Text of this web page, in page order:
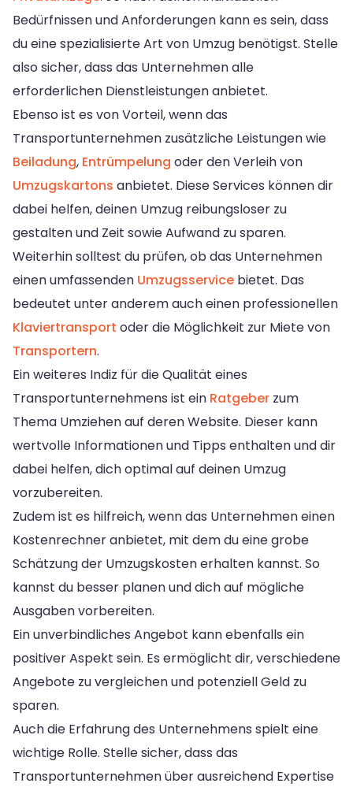
Bedürfnissen und Anforderungen kann es sein, dass
du eine spezialisierte Art von Umzug benötigst. Stelle
also sicher, dass das Unternehmen alle
erforderlichen Dienstleistungen anbietet.
Ebenso ist es von Vorteil, wenn das
Transportunternehmen zusätzliche Leistungen wie
Beiladung, Entrümpelung oder den Verleih von
Umzugskartons anbietet. Diese Services können dir
dabei helfen, deinen Umzug reibungsloser zu
gestalten und Zeit sowie Aufwand zu sparen.
Weiterhin solltest du prüfen, ob das Unternehmen
einen umfassenden Umzugsservice bietet. Das
bedeutet unter anderem auch einen professionellen
Klaviertransport oder die Möglichkeit zur Miete von
Transportern.
Ein weiteres Indiz für die Qualität eines
Transportunternehmens ist ein Ratgeber zum
Thema Umziehen auf deren Website. Dieser kann
wertvolle Informationen und Tipps enthalten und dir
dabei helfen, dich optimal auf deinen Umzug
vorzubereiten.
Zudem ist es hilfreich, wenn das Unternehmen einen
Kostenrechner anbietet, mit dem du eine grobe
Schätzung der Umzugskosten erhalten kannst. So
kannst du besser planen und dich auf mögliche
Ausgaben vorbereiten.
Ein unverbindliches Angebot kann ebenfalls ein
positiver Aspekt sein. Es ermöglicht dir, verschiedene
Angebote zu vergleichen und potenziell Geld zu
sparen.
Auch die Erfahrung des Unternehmens spielt eine
wichtige Rolle. Stelle sicher, dass das
Transportunternehmen über ausreichend Expertise